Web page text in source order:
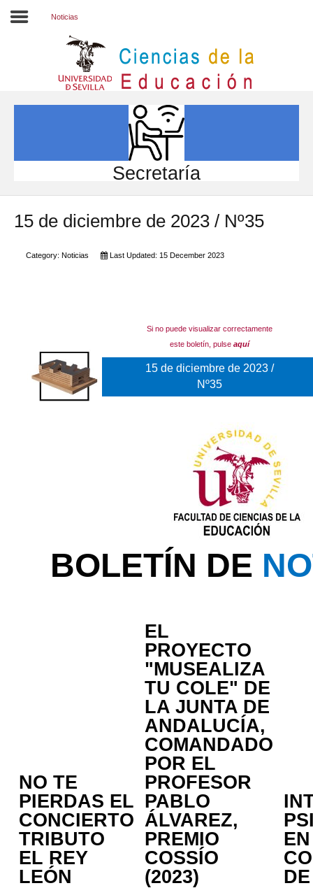
INVESTIGACIÓN
INTERNACIONAL
Directorio FCCE
Noticias
Secretaría
15 de diciembre de 2023 / Nº35
Category: Noticias Last Updated: 15 December 2023
Si no puede visualizar correctamente
este boletín, pulse aquí
15 de diciembre de 2023 /
Nº35
BOLETÍN DE
NO TE
PIERDAS EL
CONCIERTO
TRIBUTO
EL REY
LEÓN
EL
PROYECTO
"MUSEALIZA
TU COLE" DE
LA JUNTA DE
ANDALUCÍA,
COMANDADO
POR EL
PROFESOR
PABLO
ÁLVAREZ,
PREMIO
COSSÍO
(2023)
EN